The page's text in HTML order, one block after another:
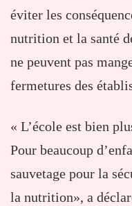
éviter les
nutrition et la santé
ne peuvent pas
fermetures des
« L’école est bien
Pour beaucoup
sauvetage pour la
la nutrition», a